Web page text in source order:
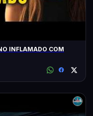
INFLAMADO COM